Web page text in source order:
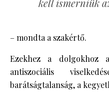
kell ismerniük
– mondta a szakértő.
Ezekhez a dolgokhoz
antiszociális
barátságtalanság, a